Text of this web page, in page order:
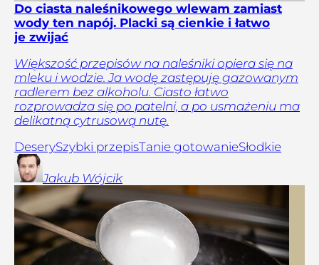
Do ciasta naleśnikowego wlewam zamiast
wody ten napój. Placki są cienkie i łatwo
je zwijać
Większość przepisów na naleśniki opiera się na
mleku i wodzie. Ja wodę zastępuję gazowanym
radlerem bez alkoholu. Ciasto łatwo
rozprowadza się po patelni, a po usmażeniu ma
delikatną cytrusową nutę.
DeserySzybki przepisTanie gotowanieSłodkie
Jakub Wójcik